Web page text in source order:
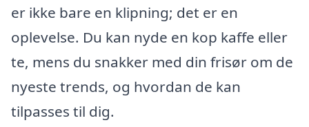
er ikke bare en klipning; det er en
oplevelse. Du kan nyde en kop kaffe eller
te, mens du snakker med din frisør om de
nyeste trends, og hvordan de kan
tilpasses til dig.